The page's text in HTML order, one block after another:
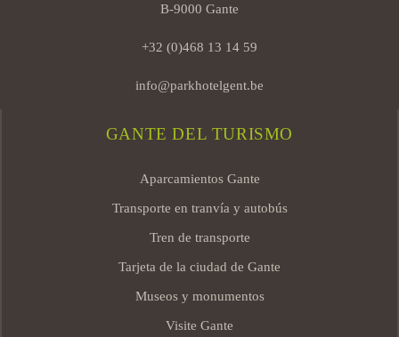
B-9000 Gante
+32 (0)468 13 14 59
info@parkhotelgent.be
GANTE DEL TURISMO
Aparcamientos Gante
Transporte en tranvía y autobús
Tren de transporte
Tarjeta de la ciudad de Gante
Museos y monumentos
Visite Gante